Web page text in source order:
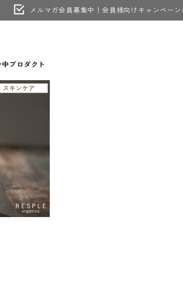
メルマガ会員募集中！会員様向けキャンペー
プロダクト
ェイスウォ